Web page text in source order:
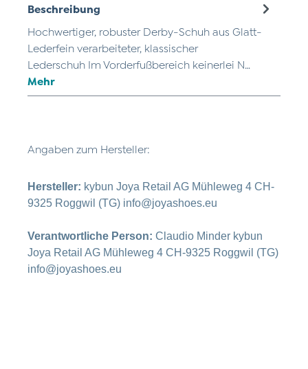
Beschreibung
Hochwertiger, robuster Derby-Schuh aus Glatt-
Lederfein verarbeiteter, klassischer
Lederschuh Im Vorderfußbereich keinerlei N…
Mehr
Angaben zum Hersteller:
Hersteller: kybun Joya Retail AG Mühleweg 4 CH-
9325 Roggwil (TG) info@joyashoes.eu
Verantwortliche Person: Claudio Minder kybun
Joya Retail AG Mühleweg 4 CH-9325 Roggwil (TG)
info@joyashoes.eu